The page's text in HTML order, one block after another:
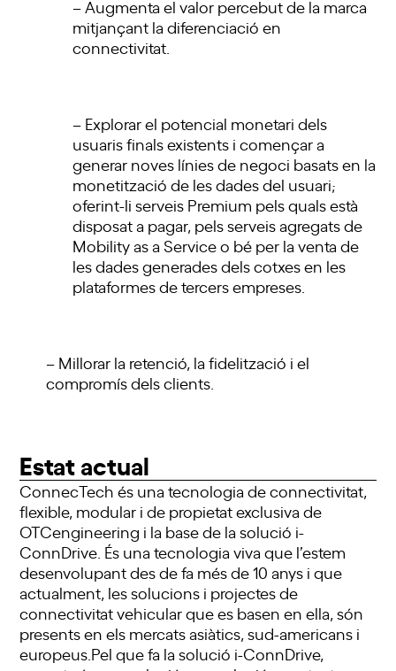
– Augmenta el valor percebut de la marca
mitjançant la diferenciació en
connectivitat.
– Explorar el potencial monetari dels
usuaris finals existents i començar a
generar noves línies de negoci basats en la
monetització de les dades del usuari;
oferint-li serveis Premium pels quals està
disposat a pagar, pels serveis agregats de
Mobility as a Service o bé per la venta de
les dades generades dels cotxes en les
plataformes de tercers empreses.
– Millorar la retenció, la fidelització i el
compromís dels clients.
Estat actual
ConnecTech és una tecnologia de connectivitat,
flexible, modular i de propietat exclusiva de
OTCengineering i la base de la solució i-
ConnDrive. És una tecnologia viva que l’estem
desenvolupant des de fa més de 10 anys i que
actualment, les solucions i projectes de
connectivitat vehicular que es basen en ella, són
presents en els mercats asiàtics, sud-americans i
europeus.Pel que fa la solució i-ConnDrive,